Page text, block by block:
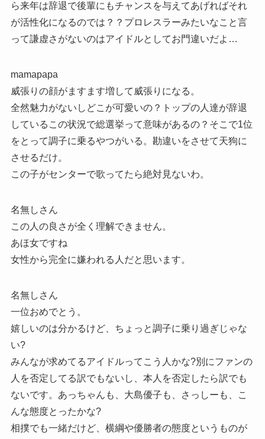
ら来年は辞退で後輩にもチャンスを与えてあげればそれ
が活性化になるのでは？？プロレスラーみたいなこと言
って謙虚さがないのはアイドルとしてお門違いだよ…
mamapapa
威張りの顔がますます増して威張りになる。
全然魅力がないしどこが可愛いの？トップの人達が辞退
しているこの状況で総選挙って意味があるの？そこで1位
をとって調子に乗るやつがいる。勘違いをさせて天狗に
させるだけ。
この子がセンターで歌ってたら絶対見ないわ。
名無しさん
この人の良さが全く理解できません。
あほ女ですね
女性から完全に嫌われる人だと思います。
名無しさん
一位おめでとう。
嬉しいのは分かるけど、ちょっと調子に乗り過ぎじゃな
い?
みんなが求めてるアイドルってこう人かな?別にファンの
人を否定してる訳でもないし、本人を否定したら訳でも
ないです。あっちゃんも、大島優子も、さっしーも、こ
んな態度とったかな?
相撲でも一緒だけど、横綱や優勝者の態度というものが